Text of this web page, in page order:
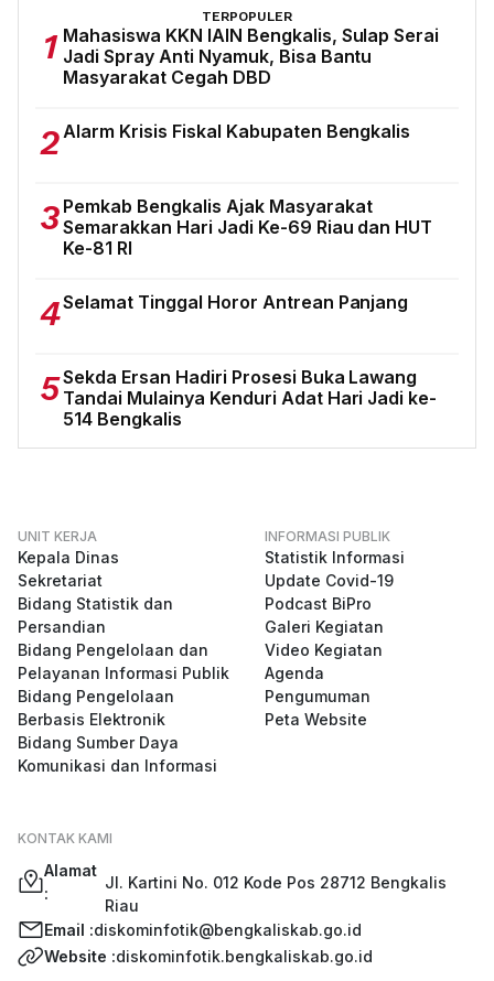
TERPOPULER
1 Mahasiswa KKN IAIN Bengkalis, Sulap Serai
Jadi Spray Anti Nyamuk, Bisa Bantu
Masyarakat Cegah DBD
2 Alarm Krisis Fiskal Kabupaten Bengkalis
3 Pemkab Bengkalis Ajak Masyarakat
Semarakkan Hari Jadi Ke-69 Riau dan HUT
Ke-81 RI
4Selamat Tinggal Horor Antrean Panjang
5Sekda Ersan Hadiri Prosesi Buka Lawang
Tandai Mulainya Kenduri Adat Hari Jadi ke-
514 Bengkalis
UNIT KERJA
Kepala Dinas
Sekretariat
Bidang Statistik dan
Persandian
Bidang Pengelolaan dan
Pelayanan Informasi Publik
Bidang Pengelolaan
Berbasis Elektronik
Bidang Sumber Daya
Komunikasi dan Informasi
INFORMASI PUBLIK
Statistik Informasi
Update Covid-19
Podcast BiPro
Galeri Kegiatan
Video Kegiatan
Agenda
Pengumuman
Peta Website
KONTAK KAMI
Alamat
:
Jl. Kartini No. 012 Kode Pos 28712 Bengkalis
Riau
Email :diskominfotik@bengkaliskab.go.id
Website :diskominfotik.bengkaliskab.go.id